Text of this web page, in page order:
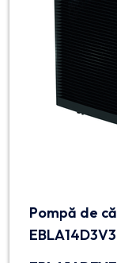
Pompă de
EBLA14D3V3